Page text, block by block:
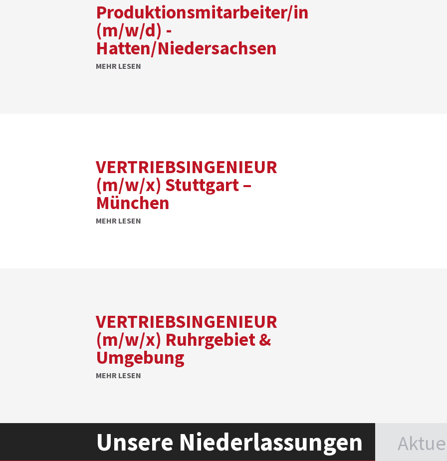
Produktionsmitarbeiter/in
(m/w/d) -
Hatten/Niedersachsen
MEHR LESEN
VERTRIEBSINGENIEUR
(m/w/x) Stuttgart –
München
MEHR LESEN
VERTRIEBSINGENIEUR
(m/w/x) Ruhrgebiet &
Umgebung
MEHR LESEN
Unsere Niederlassungen